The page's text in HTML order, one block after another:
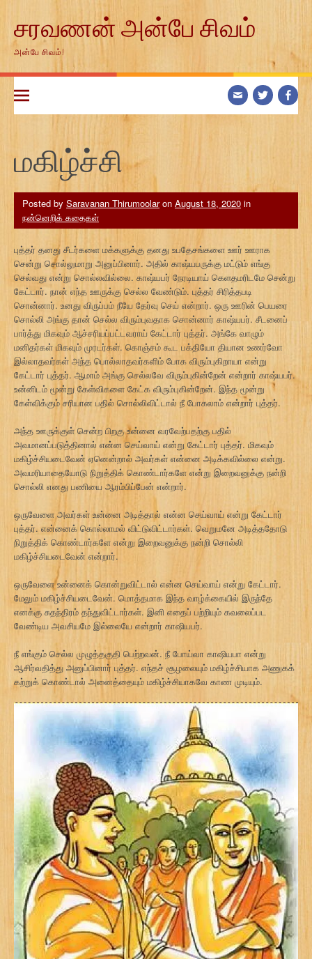
contentசரவணன் அன்பே சிவம்
அன்பே சிவம்!
மகிழ்ச்சி
Posted by Saravanan Thirumoolaron August 18, 2020 in
நன்னெறிக் கதைகள்
புத்தர் தனது சீடர்களை மக்களுக்கு தனது உபதேசங்களை ஊர் ஊராக
சென்று சொல்லுமாறு அனுப்பினார். அதில் காஷ்யபருக்கு மட்டும் எங்கு
செல்வது என்று சொல்லவில்லை. காஷ்யபர் நேரடியாய் கெளதமரிடமே சென்று
கேட்டார். நான் எந்த ஊருக்கு செல்ல வேண்டும். புத்தர் சிரித்தபடி
சொன்னார். உனது விருப்பம் நீயே தேர்வு செய் என்றார். ஒரு ஊரின் பெயரை
சொல்லி அங்கு தான் செல்ல விரும்புவதாக சொன்னார் காஷ்யபர். சீடனைப்
பார்த்து மிகவும் ஆச்சரியப்பட்டவராய் கேட்டார் புத்தர். அங்கே வாழும்
மனிதர்கள் மிகவும் முரடர்கள். கொஞ்சம் கூட பக்தியோ தியான உணர்வோ
இல்லாதவர்கள் அந்த பொல்லாதவர்களிம் போக விரும்புகிறாயா என்று
கேட்டார் புத்தர். ஆமாம் அங்கு செல்லவே விரும்புகின்றேன் என்றார் காஷ்யபர்.
உன்னிடம் மூன்று கேள்விகளை கேட்க விரும்புகின்றேன். இந்த மூன்று
கேள்விக்கும் சரியான பதில் சொல்லிவிட்டால் நீ போகலாம் என்றார் புத்தர்.
அந்த ஊருக்குள் சென்ற பிறகு உன்னை வரவேற்பதற்கு பதில்
அவமானப்படுத்தினால் என்ன செய்வாய் என்று கேட்டார் புத்தர். மிகவும்
மகிழ்ச்சியடைவேன் ஏனென்றால் அவர்கள் என்னை அடிக்கவில்லை என்று.
அவமரியாதையோடு நிறுத்திக் கொண்டார்களே என்று இறைவனுக்கு நன்றி
சொல்லி எனது பணியை ஆரம்பிப்பேன் என்றார்.
ஒருவேளை அவர்கள் உன்னை அடித்தால் என்ன செய்வாய் என்று கேட்டார்
புத்தர். என்னைக் கொல்லாமல் விட்டுவிட்டார்கள். வெறுமனே அடித்ததோடு
நிறுத்திக் கொண்டார்களே என்று இறைவனுக்கு நன்றி சொல்லி
மகிழ்ச்சியடைவேன் என்றார்.
ஒருவேளை உன்னைக் கொன்றுவிட்டால் என்ன செய்வாய் என்று கேட்டார்.
மேலும் மகிழ்ச்சியடைவேன். மொத்தமாக இந்த வாழ்க்கையில் இருந்தே
எனக்கு சுதந்திரம் தந்துவிட்டார்கள். இனி எதைப் பற்றியும் கவலைப்பட
வேண்டிய அவசியமே இல்லையே என்றார் காஷியபர்.
நீ எங்கும் செல்ல முழுத்தகுதி பெற்றவன். நீ போய்வா காஷியபா என்று
ஆசிர்வதித்து அனுப்பினார் புத்தர். எந்தச் சூழலையும் மகிழ்ச்சியாக அணுகக்
கற்றுக் கொண்டால் அனைத்தையும் மகிழ்ச்சியாகவே காண முடியும்.